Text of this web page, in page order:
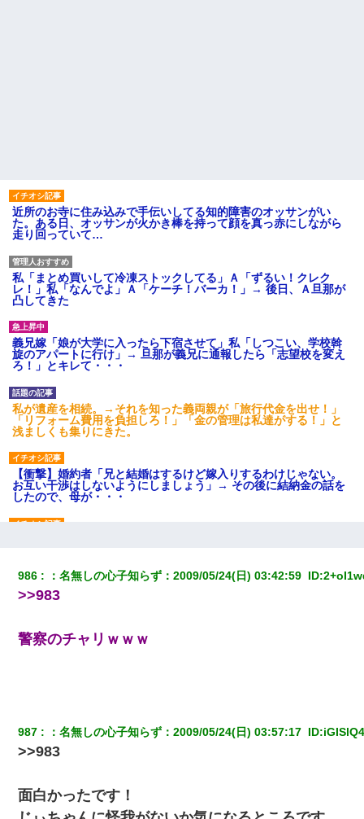
近所のお寺に住み込みで手伝いしてる知的障害のオッサンがい
た。ある日、オッサンが火かき棒を持って顔を真っ赤にしながら
走り回っていて…
私「まとめ買いして冷凍ストックしてる」Ａ「ずるい！クレク
レ！」私「なんでよ」Ａ「ケーチ！バーカ！」→ 後日、Ａ旦那が
凸してきた
義兄嫁「娘が大学に入ったら下宿させて」私「しつこい、学校斡
旋のアパートに行け」→ 旦那が義兄に通報したら「志望校を変え
ろ！」とキレて・・・
私が遺産を相続。→それを知った義両親が「旅行代金を出せ！」
「リフォーム費用を負担しろ！」「金の管理は私達がする！」と
浅ましくも集りにきた。
【衝撃】婚約者「兄と結婚はするけど嫁入りするわけじゃない。
お互い干渉はしないようにしましょう」→ その後に結納金の話を
したので、母が・・・
【報告者がキチ】嫁「妊娠した」俺『それじゃあ皆に祝ってもら
おう』友人達を家に連れ帰ってホームパーティー→俺『皆に祝え
兄の新しい嫁がやらかしすぎて辛い。当たり前のように実家や姪
我が家のガレージに見知らぬ車。俺「もしもし、玄関にもシャッ
986 ：名無しの心子知らず ：2009/05/24(日) 03:42:59 ID:
>>983
警察のチャリｗｗｗ
987 ：名無しの心子知らず ：2009/05/24(日) 03:57:17 ID:
>>983
面白かったです！